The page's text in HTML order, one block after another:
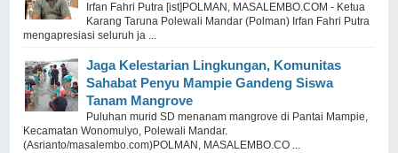
Irfan Fahri Putra [ist]POLMAN, MASALEMBO.COM - Ketua
Karang Taruna Polewali Mandar (Polman) Irfan Fahri Putra
mengapresiasi seluruh ja ...
Jaga Kelestarian Lingkungan, Komunitas
Sahabat Penyu Mampie Gandeng Siswa
Tanam Mangrove
Puluhan murid SD menanam mangrove di Pantai Mampie,
Kecamatan Wonomulyo, Polewali Mandar.
(Asrianto/masalembo.com)POLMAN, MASALEMBO.CO ...